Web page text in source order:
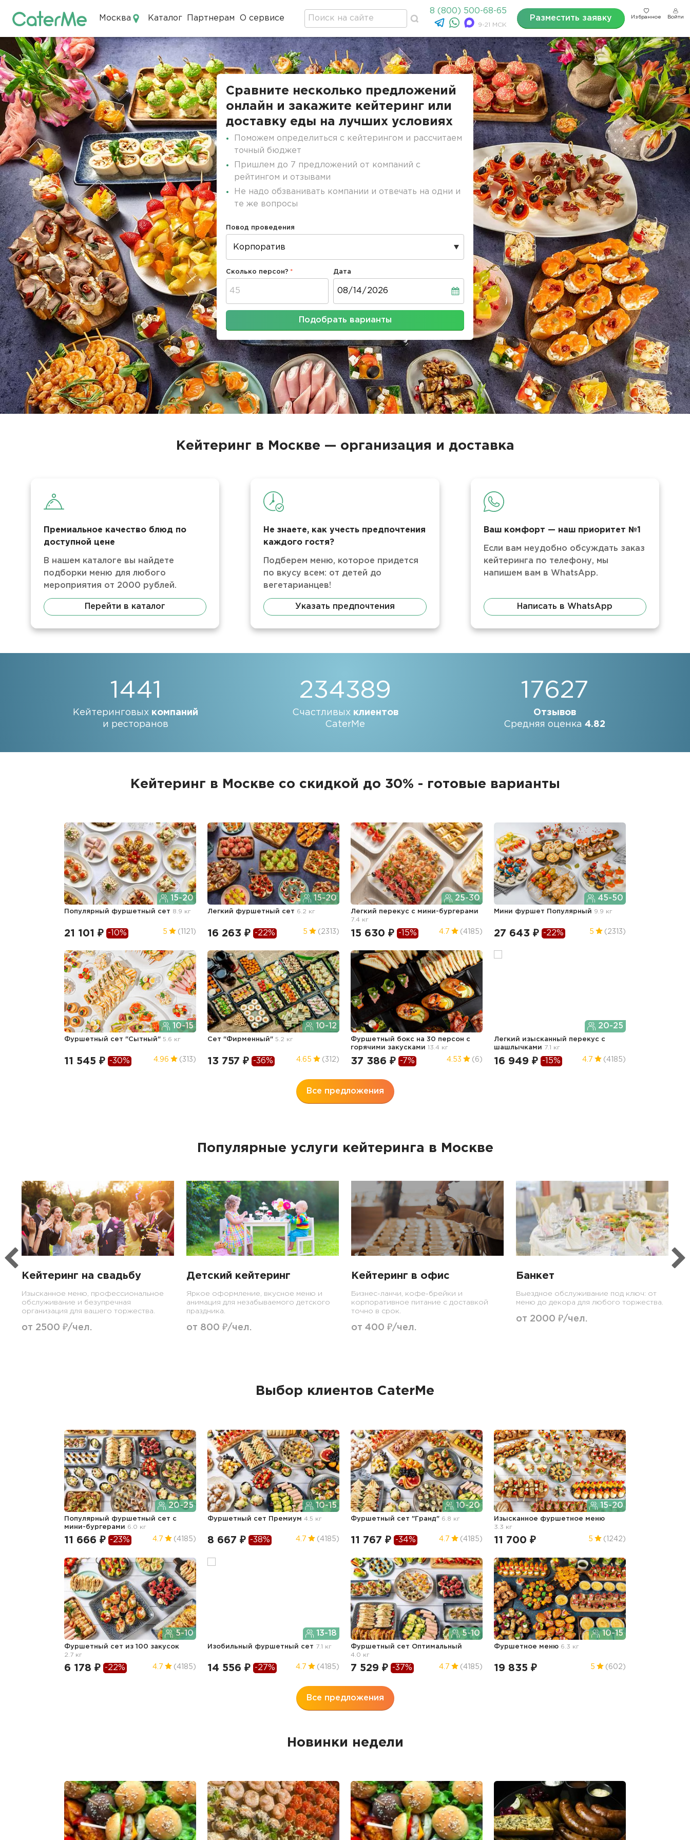
Москва Каталог Партнерам О сервисе
8 (800) 500-68-65
9-21 МСК
Разместить заявку Избранное Войти
Сравните несколько предложений
онлайн и закажите кейтеринг или
доставку еды на лучших условиях
Поможем определиться с кейтерингом и рассчитаем
точный бюджет
Пришлем до 7 предложений от компаний с
рейтингом и отзывами
Не надо обзванивать компании и отвечать на одни и
те же вопросы
Повод проведения
Сколько персон? Дата
Подобрать варианты
Кейтеринг в Москве — организация и доставка
Премиальное качество блюд по
доступной цене
В нашем каталоге вы найдете
подборки меню для любого
мероприятия от 2000 рублей.
Перейти в каталог
Не знаете, как учесть предпочтения
каждого гостя?
Подберем меню, которое придется
по вкусу всем: от детей до
вегетарианцев!
Указать предпочтения
Ваш комфорт — наш приоритет №1
Если вам неудобно обсуждать заказ
кейтеринга по телефону, мы
напишем вам в WhatsApp.
Написать в WhatsApp
1441
Кейтеринговых компаний
и ресторанов
234389
Счастливых клиентов
CaterMe
17627
Отзывов
Средняя оценка 4.82
Кейтеринг в Москве со скидкой до 30% - готовые варианты
15-20
Популярный фуршетный сет 8.9 кг
21 101 ₽ -10% 5 (1121)
15-20
Легкий фуршетный сет 6.2 кг
16 263 ₽ -22% 5 (2313)
25-30
Легкий перекус c мини-бургерами
7.4 кг
15 630 ₽ -15% 4.7 (4185)
45-50
Мини фуршет Популярный 9.9 кг
27 643 ₽ -22% 5 (2313)
10-15
Фуршетный сет "Сытный"5.6 кг
11 545 ₽ -30% 4.96 (313)
10-12
Сет "Фирменный"5.2 кг
13 757 ₽ -36% 4.65 (312)
Фуршетный бокс на 30 персон с
горячими закусками
13.4 кг
37 386 ₽ -7% 4.53 (6)
20-25
Легкий изысканный перекус с
шашлычками
7.1 кг
16 949 ₽ -15% 4.7 (4185)
Все предложения
Популярные услуги кейтеринга в Москве
Кейтеринг на свадьбу
Изысканное меню, профессиональное
обслуживание и безупречная
организация для вашего торжества.
от 2500 ₽/чел.
Детский кейтеринг
Яркое оформление, вкусное меню и
анимация для незабываемого детского
праздника.
от 800 ₽/чел.
Кейтеринг в офис
Бизнес-ланчи, кофе-брейки и
корпоративное питание с доставкой
точно в срок.
от 400 ₽/чел.
Банкет
Выездное обслуживание под ключ: от
меню до декора для любого торжества.
от 2000 ₽/чел.
Выбор клиентов CaterMe
20-25
Популярный фуршетный сет c
мини-бургерами 6.0 кг
11 666 ₽ -23% 4.7 (4185)
10-15
Фуршетный сет Премиум4.5 кг
8 667 ₽ -38% 4.7 (4185)
10-20
Фуршетный сет "Гранд" 6.8 кг
11 767 ₽ -34% 4.7 (4185)
15-20
Изысканное фуршетное меню
3.3 кг
11 700 ₽ 5 (1242)
5-10
Фуршетный сет из 100 закусок
2.7 кг
6 178 ₽ -22% 4.7 (4185)
13-18
Изобильный фуршетный сет 7.1 кг
14 556 ₽ -27% 4.7 (4185)
5-10
Фуршетный сет Оптимальный
4.0 кг
7 529 ₽ -37% 4.7 (4185)
10-15
Фуршетное меню 6.3 кг
19 835 ₽ 5 (602)
Все предложения
Новинки недели